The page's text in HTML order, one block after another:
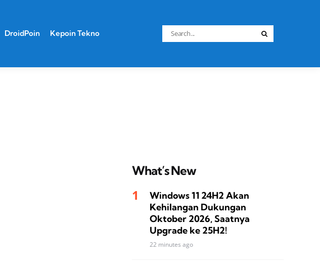
DroidPoin Kepoin Tekno
Search
for:
What’s New
Windows 11 24H2 Akan
Kehilangan Dukungan
Oktober 2026, Saatnya
Upgrade ke 25H2!
22 minutes ago